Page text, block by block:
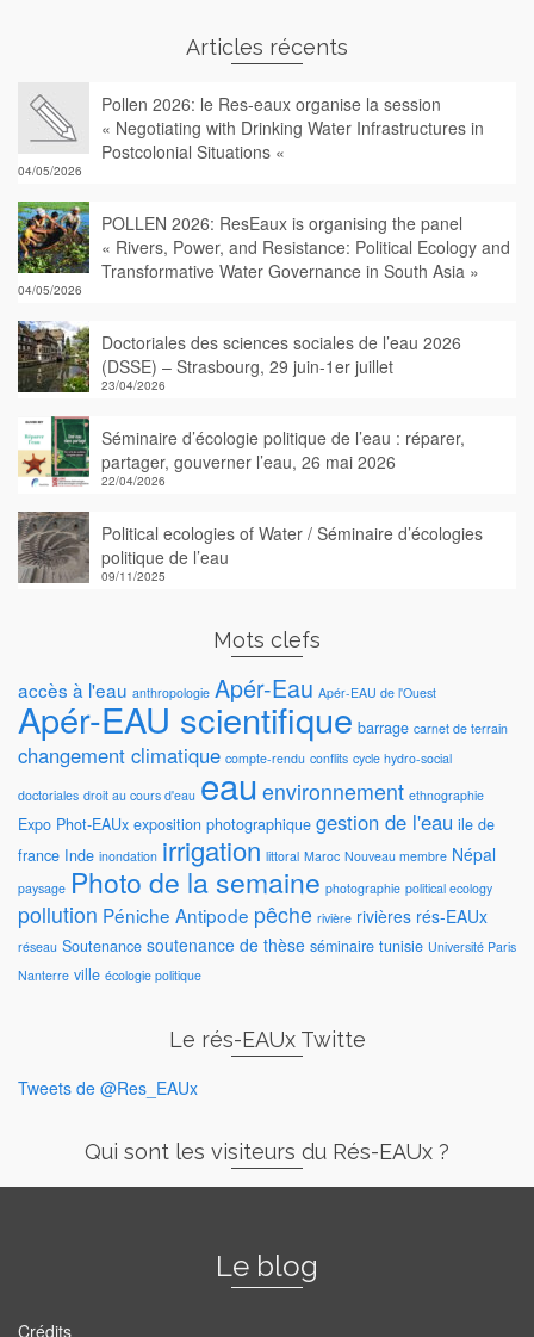
Articles récents
Pollen 2026: le Res-eaux organise la session
« Negotiating with Drinking Water Infrastructures in
Postcolonial Situations «
04/05/2026
POLLEN 2026: ResEaux is organising the panel
« Rivers, Power, and Resistance: Political Ecology and
Transformative Water Governance in South Asia »
04/05/2026
Doctoriales des sciences sociales de l’eau 2026
(DSSE) – Strasbourg, 29 juin-1er juillet
23/04/2026
Séminaire d’écologie politique de l’eau : réparer,
partager, gouverner l’eau, 26 mai 2026
22/04/2026
Political ecologies of Water / Séminaire d’écologies
politique de l’eau
09/11/2025
Mots clefs
accès à l'eau anthropologie Apér-Eau Apér-EAU de l'Ouest
Apér-EAU scientifique barrage carnet de terrain
changement climatique compte-rendu conflits cycle hydro-social
doctoriales droit au cours d'eau eau environnement ethnographie
Expo Phot-EAUx exposition photographique gestion de l'eau ile de
france Inde inondation irrigation littoral Maroc Nouveau membre Népal
paysage Photo de la semaine photographie political ecology
pollution Péniche Antipode pêche rivière rivières rés-EAUx
réseau Soutenance soutenance de thèse séminaire tunisie Université Paris
Nanterre ville écologie politique
Le rés-EAUx Twitte
Tweets de @Res_EAUx
Qui sont les visiteurs du Rés-EAUx ?
Le blog
Crédits